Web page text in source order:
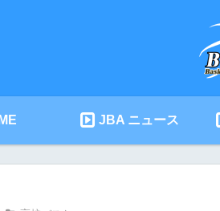
JBA ニュース